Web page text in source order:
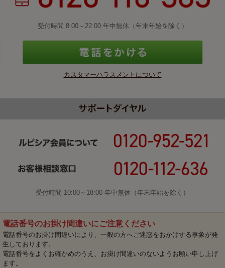
受付時間 8:00～22:00 年中無休（年末年始を除く）
カスタマーハラスメントについて
受付時間 10:00～18:00 年中無休（年末年始を除く）
電話番号のお掛け間違いにご注意ください
電話番号のお掛け間違いにより、一般の方へご迷惑をおかけする事象が発
生しております。
電話番号をよくお確かめのうえ、お掛け間違いのないようお願い申し上げ
ます。